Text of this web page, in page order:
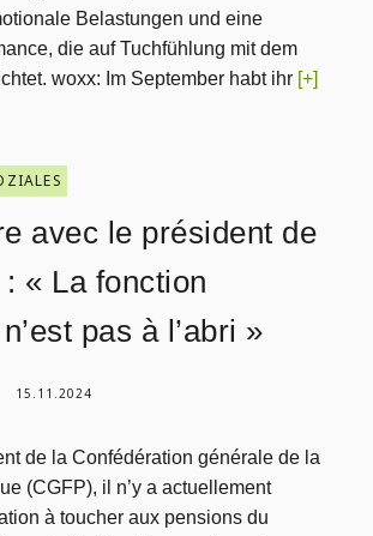
Belastungen und eine
die auf Tuchfühlung mit dem
woxx: Im September habt ihr [+]
avec le président de
« La fonction
pas à l’abri »
15.11.2024
de la Confédération générale de la
(CGFP), il n’y a actuellement
à toucher aux pensions du